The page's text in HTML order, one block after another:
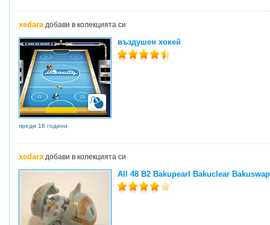
xedaraдобави в колекцията си
въздушен хокей
преди 16 години
xedaraдобави в колекцията си
All 48 B2 Bakupearl Bakuclear